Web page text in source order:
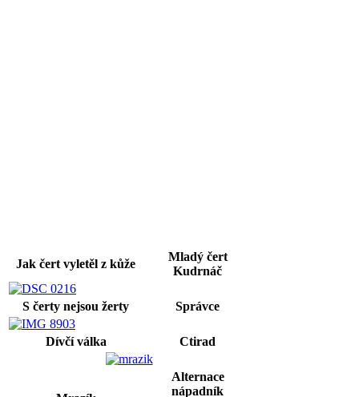
Jak čert vyletěl z kůže
Mladý čert
Kudrnáč
S čerty nejsou žerty Správce
Dívčí válka Ctirad
Alternace
nápadník